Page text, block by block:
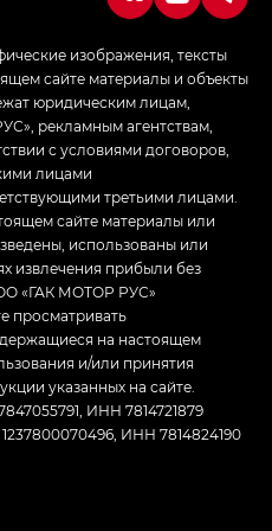
изображения, тексты
сайте материалы и объекты
юридическим лицам,
рекламным агентствам,
с условиями договоров,
лицами
третьими лицами.
сайте материалы или
использованы или
извлечения прибыли без
«ГАК МОТОР РУС»
просматривать
на настоящем
и/или принятия
указанных на сайте.
ИНН 7814721879
ИНН 7814824190